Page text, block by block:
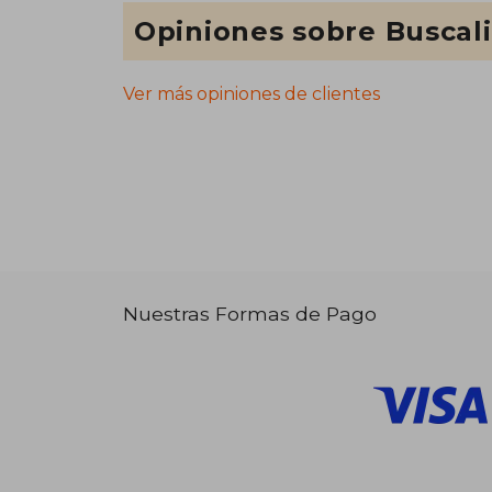
Opiniones sobre
Ver más opiniones de clientes
Nuestras Formas de Pago